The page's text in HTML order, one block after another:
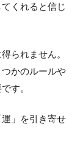
くれると信じ
られません。
かのルールや
す。
」を引き寄せ